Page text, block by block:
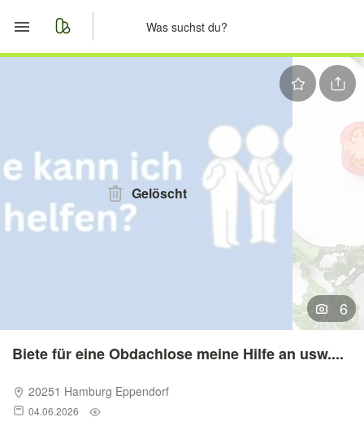
Nachrichten
Anzeige aufgeben
Gelöscht
6
Biete für eine Obdachlose meine Hilfe an usw....
20251 Hamburg Eppendorf
04.06.2026